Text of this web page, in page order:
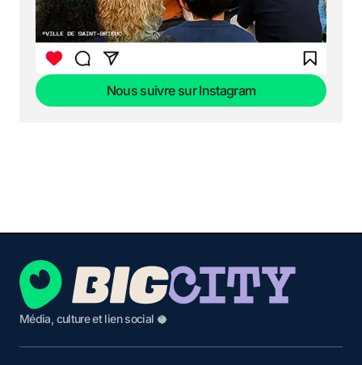
Nous suivre sur Instagram
Média, culture et lien social 🥥